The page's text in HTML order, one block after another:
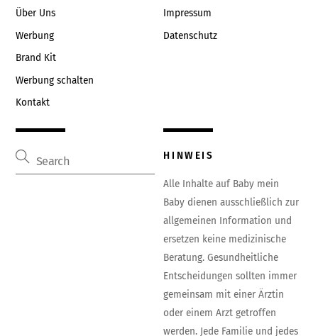
Über Uns
Werbung
Brand Kit
Werbung schalten
Kontakt
Impressum
Datenschutz
HINWEIS
Alle Inhalte auf Baby mein
Baby dienen ausschließlich zur
allgemeinen Information und
ersetzen keine medizinische
Beratung. Gesundheitliche
Entscheidungen sollten immer
gemeinsam mit einer Ärztin
oder einem Arzt getroffen
werden. Jede Familie und jedes